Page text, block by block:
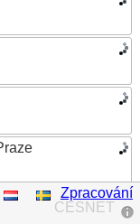
CESNET
Zpracování